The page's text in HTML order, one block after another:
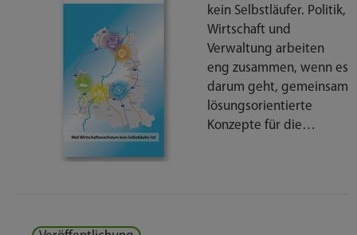
kein Selbstläufer. Politik,
Wirtschaft und
Verwaltung arbeiten
eng zusammen, wenn es
darum geht, gemeinsam
lösungsorientierte
Konzepte für die…